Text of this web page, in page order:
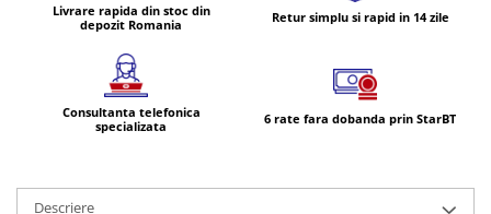
Becuri auto
Becuri Halogen Auto
Becuri Led Auto
Becuri Xenon Auto
Tractoare
Livrare rapida din stoc din
depozit Romania
Retur simplu si rapid in 14 zile
Consultanta telefonica
specializata
6 rate fara dobanda prin StarBT
Descriere